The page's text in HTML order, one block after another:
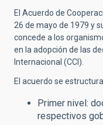
El Acuerdo de
26 de mayo de 1979 y
concede a los
en la adopción de las
Internacional (CCI).
El acuerdo se
Primer nivel:
respectivos